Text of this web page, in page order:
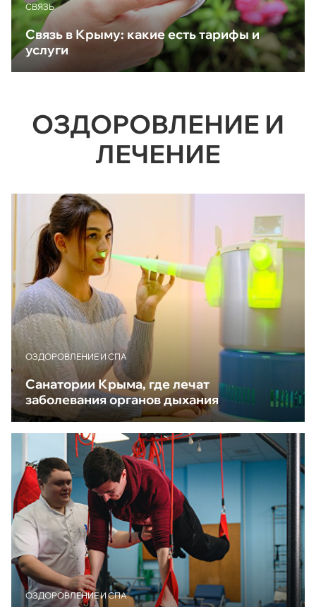
CВЯЗЬ
Связь в Крыму: какие есть тарифы и
услуги
ОЗДОРОВЛЕНИЕ И
ЛЕЧЕНИЕ
ОЗДОРОВЛЕНИЕ И СПА
Санатории Крыма, где лечат
заболевания органов дыхания
ОЗДОРОВЛЕНИЕ И СПА